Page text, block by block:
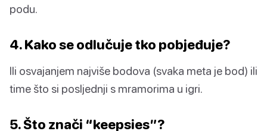
podu.
4. Kako se odlučuje tko pobjeđuje?
Ili osvajanjem najviše bodova (svaka meta je bod) ili
time što si posljednji s mramorima u igri.
5. Što znači “keepsies”?